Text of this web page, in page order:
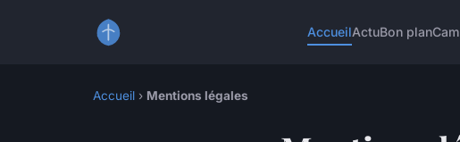
AccueilActuBon plan
Accueil › Mentions légales